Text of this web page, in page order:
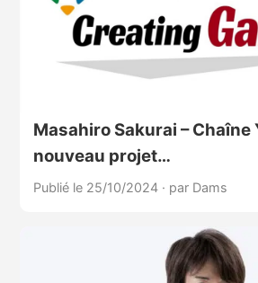
Masahiro Sakurai – Chaîne
nouveau projet…
Publié le 25/10/2024 · par Dams